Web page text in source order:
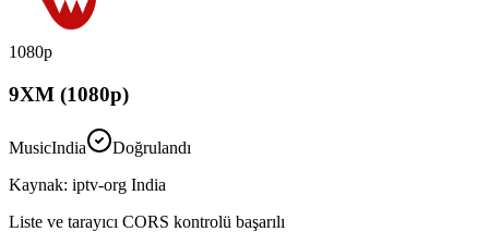
1080p
9XM (1080p)
MusicIndia
Doğrulandı
Kaynak: iptv-org India
Liste ve tarayıcı CORS kontrolü başarılı